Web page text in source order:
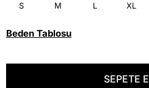
S M L XL
Beden Tablosu